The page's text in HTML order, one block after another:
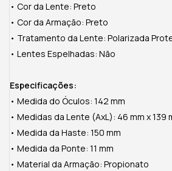
• Cor da Lente: Preto
• Cor da Armação: Preto
• Tratamento da Lente: Polarizada
• Lentes Espelhadas: Não
Especificações:
• Medida do Óculos: 142 mm
• Medidas da Lente (AxL): 46 mm x 139
• Medida da Haste: 150 mm
• Medida da Ponte: 11 mm
• Material da Armação: Propionato